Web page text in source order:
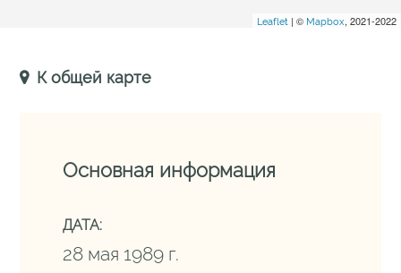
Leaflet | © Mapbox, 2021-2022
К общей карте
Основная информация
ДАТА:
28 мая 1989 г.